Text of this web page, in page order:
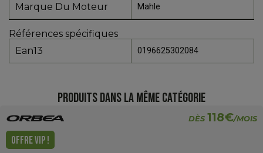
Marque Du Moteur Mahle
Références spécifiques
Ean13
0196625302084
PRODUITS DANS LA MÊME CATÉGORIE
DÈS 118€/MOIS
OFFRE VIP !